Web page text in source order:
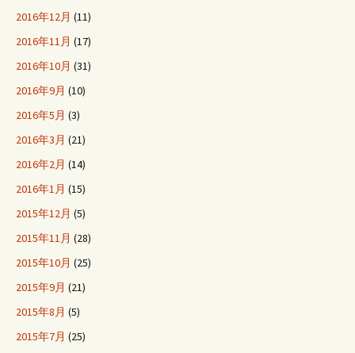
2016年12月 (11)
2016年11月 (17)
2016年10月 (31)
2016年9月 (10)
2016年5月 (3)
2016年3月 (21)
2016年2月 (14)
2016年1月 (15)
2015年12月 (5)
2015年11月 (28)
2015年10月 (25)
2015年9月 (21)
2015年8月 (5)
2015年7月 (25)